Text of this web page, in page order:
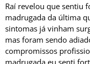
Raí revelou que sentiu
madrugada da última
sintomas já vinham
mas foram sendo
compromissos
madrugada eu senti